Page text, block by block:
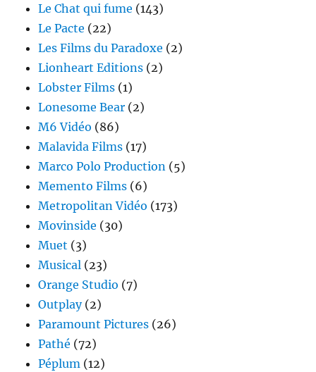
Le Chat qui fume (143)
Le Pacte (22)
Les Films du Paradoxe (2)
Lionheart Editions (2)
Lobster Films (1)
Lonesome Bear (2)
M6 Vidéo (86)
Malavida Films (17)
Marco Polo Production (5)
Memento Films (6)
Metropolitan Vidéo (173)
Movinside (30)
Muet (3)
Musical (23)
Orange Studio (7)
Outplay(2)
Paramount Pictures (26)
Pathé (72)
Péplum (12)